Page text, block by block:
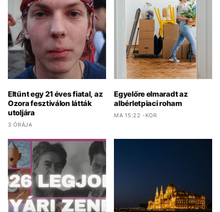
Eltűnt egy 21 éves fiatal, az
Ozora fesztiválon látták
utoljára
3 ÓRÁJA
Egyelőre elmaradt az
albérletpiaci roham
MA 15:22 -KOR